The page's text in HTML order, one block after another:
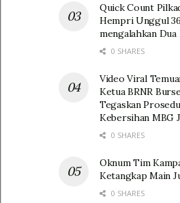
Quick Count
Hempri Unggul
mengalahkan Dua
0 SHARES
Video Viral
Ketua BRNR
Tegaskan
Kebersihan MBG
0 SHARES
Oknum Tim
Ketangkap Main
0 SHARES